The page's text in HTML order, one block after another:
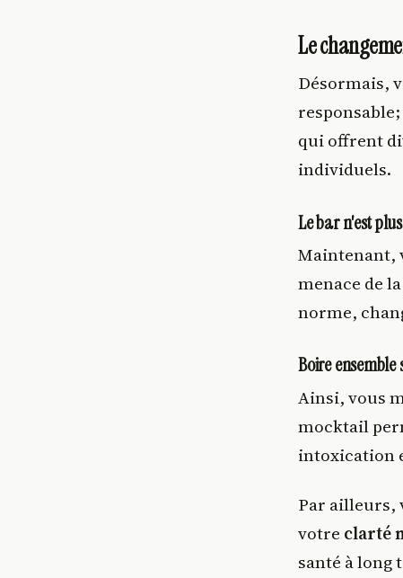
Le
Désormais,
qui offrent
individuels.
Le bar n'est
Maintenant,
menace de la
norme,
Boire
Ainsi, vous
mocktail
intoxication
Par ailleurs,
votre clarté
santé à long